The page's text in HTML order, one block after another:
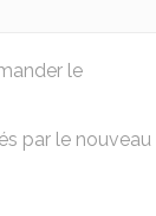
le
par le nouveau